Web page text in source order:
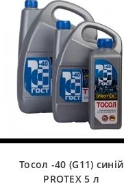
Тосол -40 (G11) синій
PROTEX 5 л